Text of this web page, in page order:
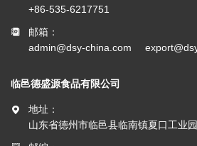
+86-535-6217751
邮箱：
admin@dsy-china.com
临邑德盛源食品有限公司
地址：
山东省德州市临邑县临南镇夏口工业园